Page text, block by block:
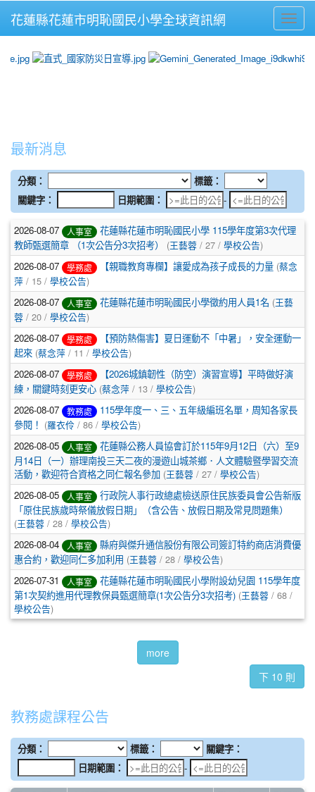
花蓮縣花蓮市明恥國民小學全球資訊網
photo-647 photo-646 photo-640
最新消息
分類：
標籤：
關鍵字：
日期範圍： - 日期範圍：
2026-08-07 人事室
花蓮縣花蓮市明恥國民小學 115學年度第3次代理
教師甄選簡章 （1次公告分3次招考）
(王藝蓉 / 27 / 學校公告)
2026-08-07
學務處 【親職教育專欄】讓愛成為孩子成長的力量 (蔡念
萍 / 15 / 學校公告)
2026-08-07
人事室 花蓮縣花蓮市明恥國民小學徵約用人員1名 (王藝
蓉 / 20 / 學校公告)
2026-08-07
學務處
【預防熱傷害】夏日運動不「中暑」，安全運動一
起來 (蔡念萍 / 11 / 學校公告)
2026-08-07
學務處
【2026城鎮韌性（防空）演習宣導】平時做好演
練，關鍵時刻更安心 (蔡念萍 / 13 / 學校公告)
2026-08-07
教務處
115學年度一、三、五年級編班名單，周知各家長
參閱！ (羅衣伶 / 86 / 學校公告)
2026-08-05
人事室
花蓮縣公務人員協會訂於115年9月12日（六）至9
月14日（一）辦理南投三天二夜的漫遊山城茶鄉．人文體驗暨學習交流
活動，歡迎符合資格之同仁報名參加 (王藝蓉 / 27 / 學校公告)
2026-08-05
人事室
行政院人事行政總處檢送原住民族委員會公告新版
「原住民族歲時祭儀放假日期」（含公告、放假日期及常見問題集）
(王藝蓉 / 28 / 學校公告)
2026-08-04
人事室
縣府與傑升通信股份有限公司簽訂特約商店消費優
惠合約，歡迎同仁多加利用 (王藝蓉 / 28 / 學校公告)
2026-07-31
人事室
花蓮縣花蓮市明恥國民小學附設幼兒園 115學年度
第1次契約進用代理教保員甄選簡章(1次公告分3次招考) (王藝蓉 / 68 /
學校公告)
more
下 10 則
教務處課程公告
分類： 標籤：
關鍵字：
日期範圍：
- 日期範圍：